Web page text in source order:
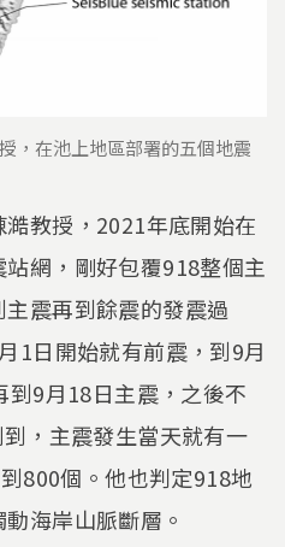
，在池上地區部署的五個地震
教授，2021年底開始在
網，剛好包覆918整個主
震再到餘震的發震過
1日開始就有前震，到9月
9月18日主震，之後不
，主震發生當天就有一
800個。他也判定918地
海岸山脈斷層。